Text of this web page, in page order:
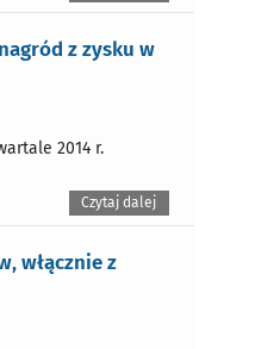
z zysku w
2014 r.
Czytaj dalej
włącznie z